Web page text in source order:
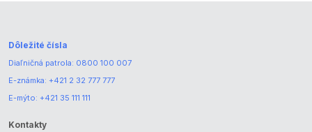
Dôležité čísla
Diaľničná patrola: 0800 100 007
E-známka: +421 2 32 777 777
E-mýto: +421 35 111 111
Kontakty